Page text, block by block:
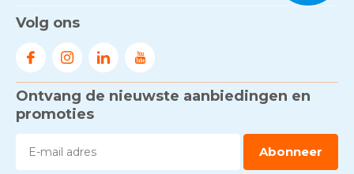
Door
Voorkom brand met
rookmelders, hittemelders en
DoorMarco van Arbowinkel.nl
Volg ons
Ontvang de nieuwste aanbiedingen en
promoties
Abonneer